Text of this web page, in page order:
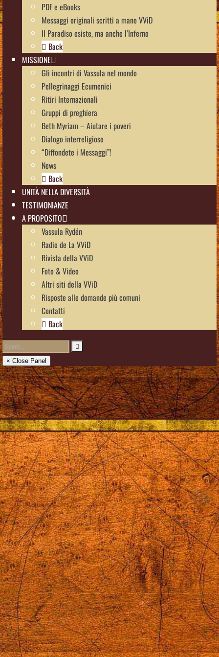
PDF e eBooks
Messaggi originali scritti a mano VViD
Il Paradiso esiste, ma anche l’Inferno
Back
MISSIONE
Gli incontri di Vassula nel mondo
Pellegrinaggi Ecumenici
Ritiri Internazionali
Gruppi di preghiera
Beth Myriam – Aiutare i poveri
Dialogo interreligioso
“Diffondete i Messaggi”!
News
Back
UNITÀ NELLA DIVERSITÀ
TESTIMONIANZE
A PROPOSITO
Vassula Rydén
Radio de La VViD
Rivista della VViD
Foto & Video
Altri siti della VViD
Risposte alle domande più comuni
Contatti
Back
× Close Panel